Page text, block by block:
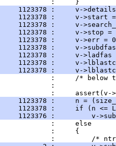
:     }
1123378 :     v-
1123378 :     v->start
1123378 :     v-
1123378 :     v->stop =
1123378 :     v->err =
1123378 :     v-
1123378 :     v->ladfas
1123378 :     v-
1123378 :     v-
:     /* below
:
:     assert(v-
1123378 :     n =
1123378 :     if (n <=
1123376 :         v-
:     else
:     {
:         /*